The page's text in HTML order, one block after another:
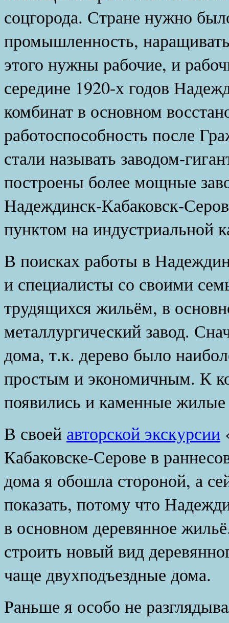
соцгорода. Стране нужно
промышленность,
этого нужны рабочие, и
середине 1920-х годов
комбинат в основном
работоспособность после
стали называть заводом-
построены более мощные
Надеждинск-Кабаковск-
пунктом на индустриальной
В поисках работы в
и специалисты со своими
трудящихся жильём, в
металлургический завод.
дома, т.к. дерево было
простым и экономичным. К
появились и каменные
В своей авторской экскурсии
Кабаковске-Серове в
дома я обошла стороной, а
показать, потому что
в основном деревянное
строить новый вид
чаще двухподъездные дома.
Раньше я особо не